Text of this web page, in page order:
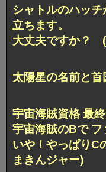
シャトルのハッ
立ちます。
大丈夫ですか？
太陽星の名前と
宇宙海賊資格 最
宇宙海賊のBで フ
いや！やっぱり
まきんジャー)